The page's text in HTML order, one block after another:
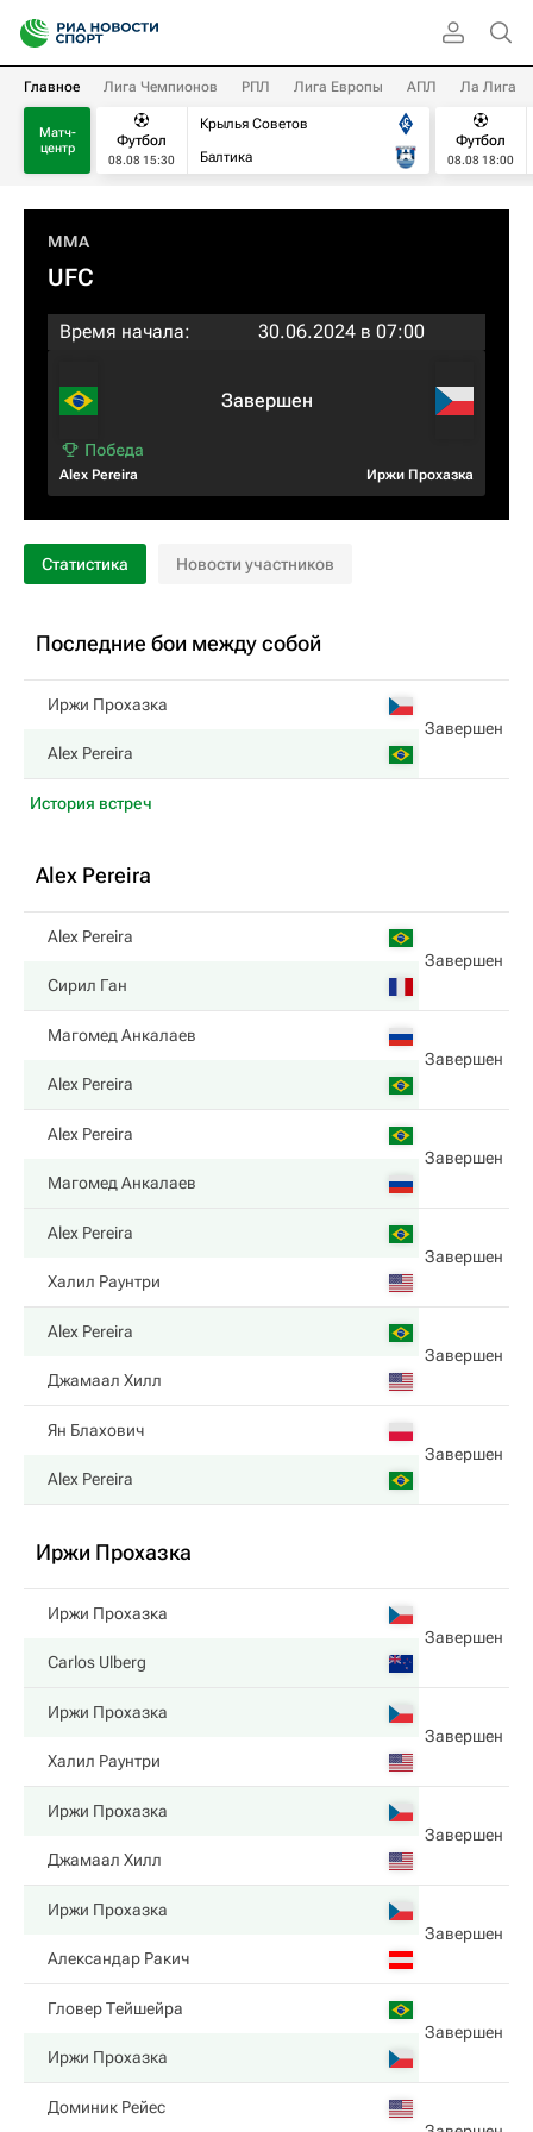
Главное Лига Чемпионов РПЛ Лига Европы АПЛ Ла Лига
Матч-
центр
Футбол
08.08 15:30
Крылья Советов
Балтика
Футбол
08.08 18:00
MMA
UFC
Время начала: 30.06.2024 в 07:00
Alex Pereira
Завершен
Иржи Прохазка
Статистика Новости участников
Последние бои между собой
Иржи Прохазка
Завершен
Alex Pereira
История встреч
Alex Pereira
Alex Pereira
Завершен
Сирил Ган
Магомед Анкалаев
Завершен
Alex Pereira
Alex Pereira
Завершен
Магомед Анкалаев
Alex Pereira
Завершен
Халил Раунтри
Alex Pereira
Завершен
Джамаал Хилл
Ян Блахович
Завершен
Alex Pereira
Иржи Прохазка
Иржи Прохазка
Завершен
Carlos Ulberg
Иржи Прохазка
Завершен
Халил Раунтри
Иржи Прохазка
Завершен
Джамаал Хилл
Иржи Прохазка
Завершен
Александар Ракич
Гловер Тейшейра
Завершен
Иржи Прохазка
Доминик Рейес